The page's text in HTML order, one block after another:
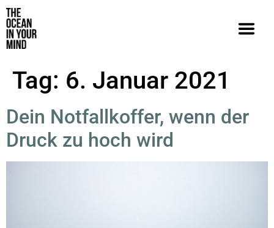
Tag: 6. Januar 2021
Dein Notfallkoffer, wenn der
Druck zu hoch wird